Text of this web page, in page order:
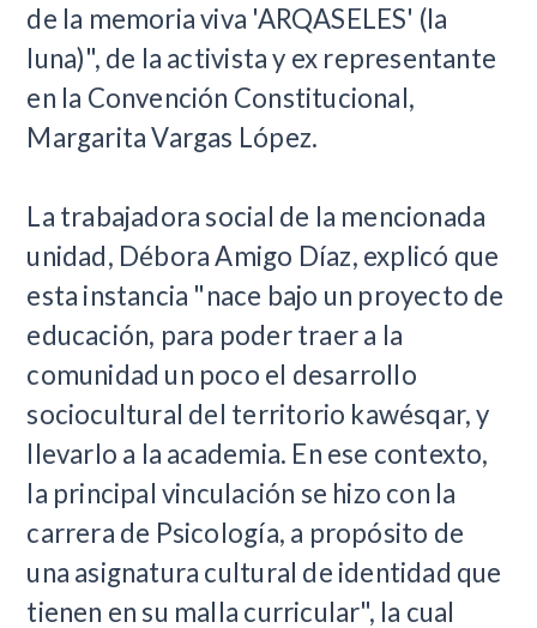
de la memoria viva 'ARQASELES' (la
luna)", de la activista y ex representante
en la Convención Constitucional,
Margarita Vargas López.
La trabajadora social de la mencionada
unidad, Débora Amigo Díaz, explicó que
esta instancia "nace bajo un proyecto de
educación, para poder traer a la
comunidad un poco el desarrollo
sociocultural del territorio kawésqar, y
llevarlo a la academia. En ese contexto,
la principal vinculación se hizo con la
carrera de Psicología, a propósito de
una asignatura cultural de identidad que
tienen en su malla curricular", la cual